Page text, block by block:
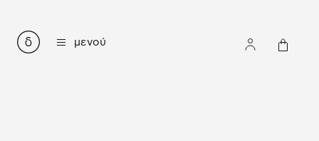
μενού
όλα τα βιβλία
μέθοδοι εκμάθησης ελληνικών